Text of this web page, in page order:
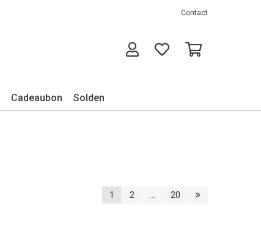
Contact
Cadeaubon Solden
1 2 20